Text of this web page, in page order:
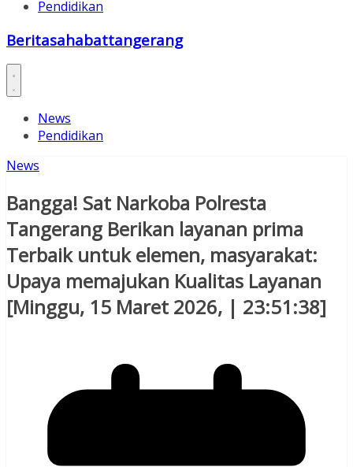
Pendidikan
Beritasahabattangerang
News
Pendidikan
News
Bangga! Sat Narkoba Polresta
Tangerang Berikan layanan prima
Terbaik untuk elemen, masyarakat:
Upaya memajukan Kualitas Layanan
[Minggu, 15 Maret 2026, | 23:51:38]